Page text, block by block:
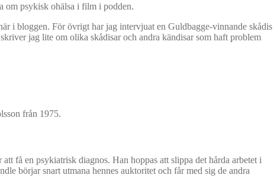
om psykisk ohälsa i film i podden.
i bloggen. För övrigt har jag intervjuat en Guldbagge-vinnande skådis
skriver jag lite om olika skådisar och andra kändisar som haft problem
från 1975.
få en psykiatrisk diagnos. Han hoppas att slippa det hårda arbetet i
börjar snart utmana hennes auktoritet och får med sig de andra